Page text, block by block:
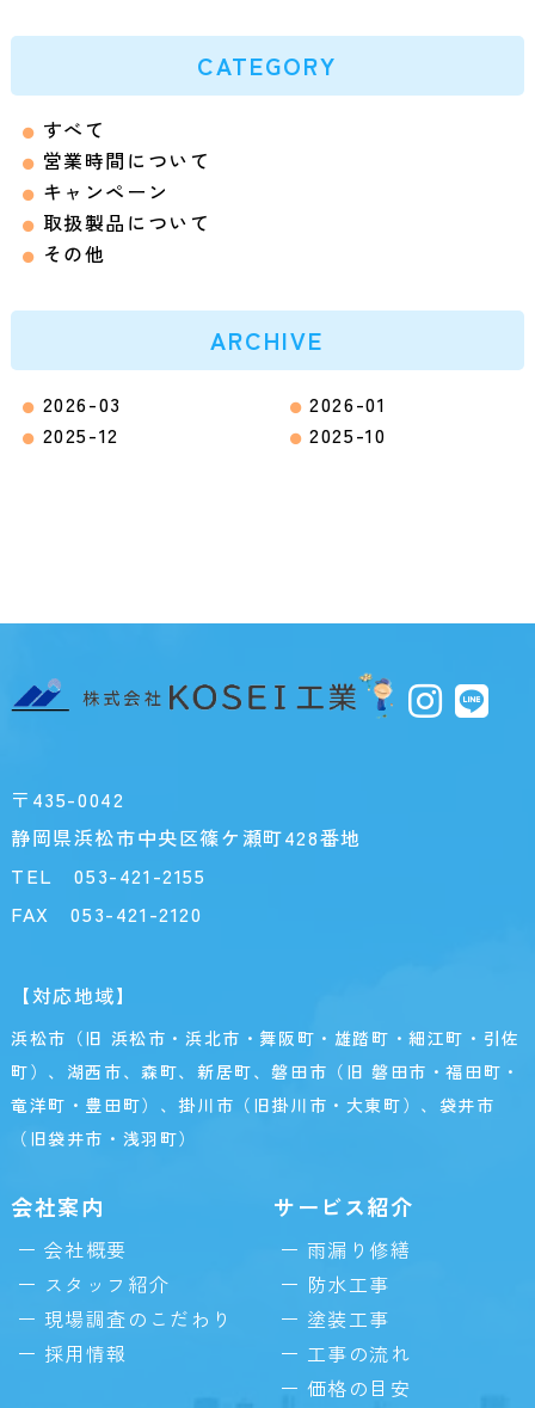
CATEGORY
すべて
営業時間について
キャンペーン
取扱製品について
その他
ARCHIVE
2026-03
2026-01
2025-12
2025-10
〒435-0042
静岡県浜松市中央区篠ケ瀬町428番地
TEL053-421-2155
FAX 053-421-2120
【対応地域】
浜松市（旧 浜松市・浜北市・舞阪町・雄踏町・細江町・引佐
町）、湖西市、森町、新居町、磐田市（旧 磐田市・福田町・
竜洋町・豊田町）、掛川市（旧掛川市・大東町）、袋井市
（旧袋井市・浅羽町）
会社案内
会社概要
スタッフ紹介
現場調査のこだわり
採用情報
サービス紹介
雨漏り修繕
防水工事
塗装工事
工事の流れ
価格の目安